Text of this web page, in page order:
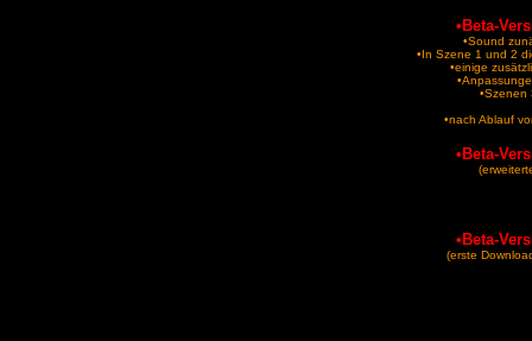
•Beta-
•Sound
•In Szene 1 und 2
•einige
•Szenen
•nach Ablauf
•Beta-
•Beta-
(erste